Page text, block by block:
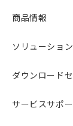
商品情報
ソリューション
ダウンロード
サービスサポ